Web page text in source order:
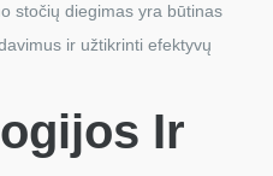
stočių diegimas yra būtinas
ir užtikrinti efektyvų
Ir